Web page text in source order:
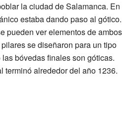
la ciudad de Salamanca. En
estaba dando paso al gótico.
pueden ver elementos de ambos
se diseñaron para un tipo
bóvedas finales son góticas.
terminó alrededor del año 1236.